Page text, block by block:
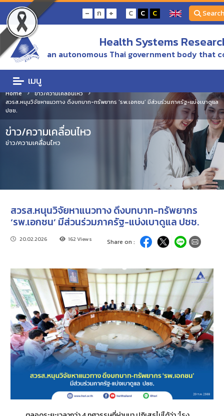
- ก + C C C Search
Health Systems
an autonomous Thai government body that
เมนู
Home
ข่าว/ความเคลื่อนไหว
สวรส.หนุนวิจัยหาแนวทาง ดึงบทบาท-ทรัพยากร ‘รพ.เอกชน’ มีส่วนร่วมภาครัฐ-แบ่งเบาดูแล
ปชช.
ข่าว/ความเคลื่อนไหว
ข่าว/ความเคลื่อนไหว
สวรส.หนุนวิจัยหาแนวทาง ดึงบทบาท-ทรัพยากร
‘รพ.เอกชน’ มีส่วนร่วมภาครัฐ-แบ่งเบาดูแล ปชช.
20.02.2026 162 Views Share on :